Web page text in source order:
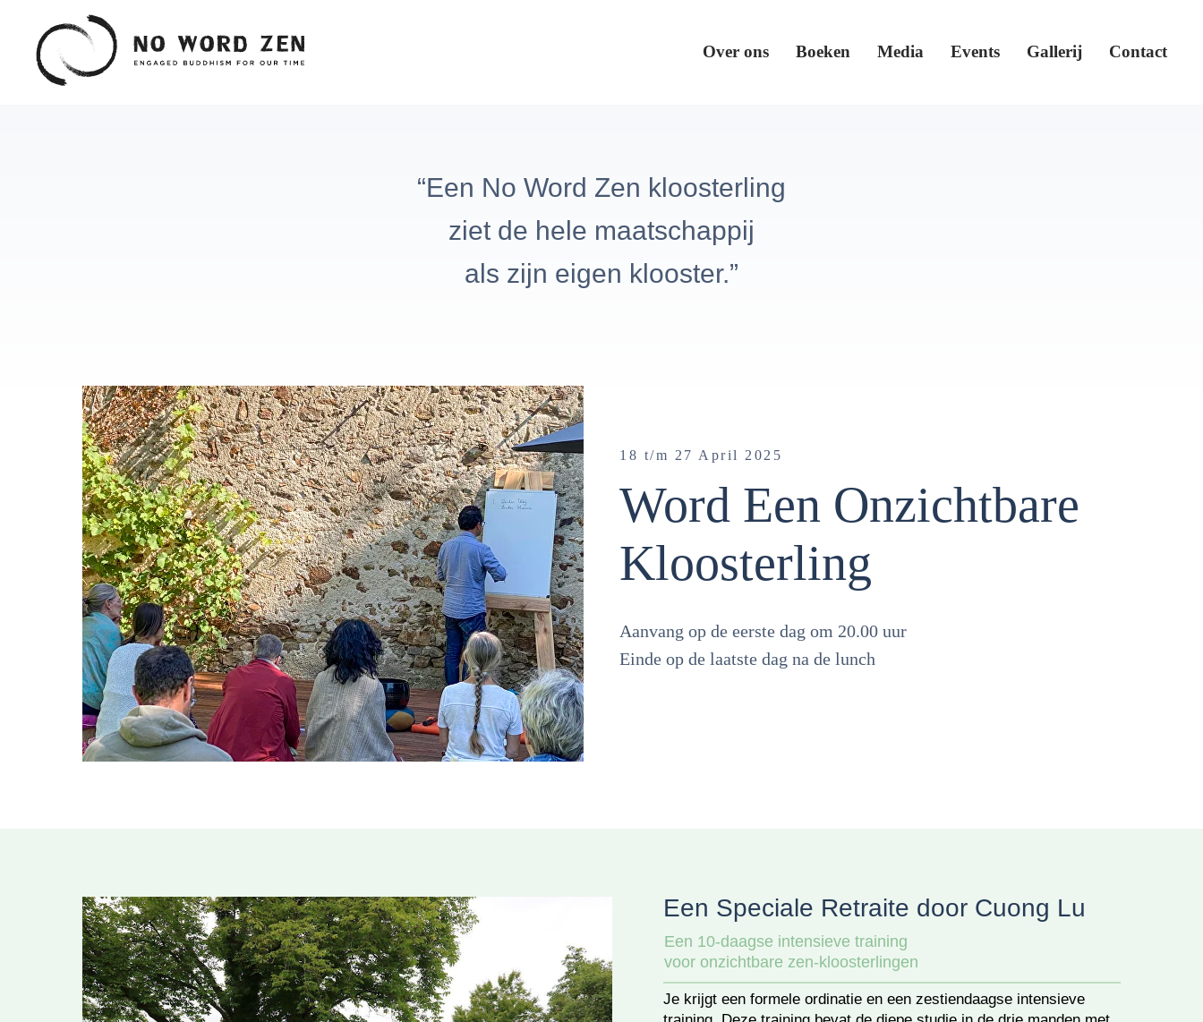
Over ons Boeken Media Events Gallerij Contact
als zijn eigen klooster.”
“Een No Word Zen kloosterling
ziet de hele maatschappij
18 t/m 27 April 2025
Word Een Onzichtbare
Kloosterling
Aanvang op de eerste dag om 20.00 uur
Einde op de laatste dag na de lunch
Een Speciale Retraite door Cuong Lu
Een 10-daagse intensieve training
voor onzichtbare zen-kloosterlingen
Je krijgt een formele ordinatie en een zestiendaagse intensieve